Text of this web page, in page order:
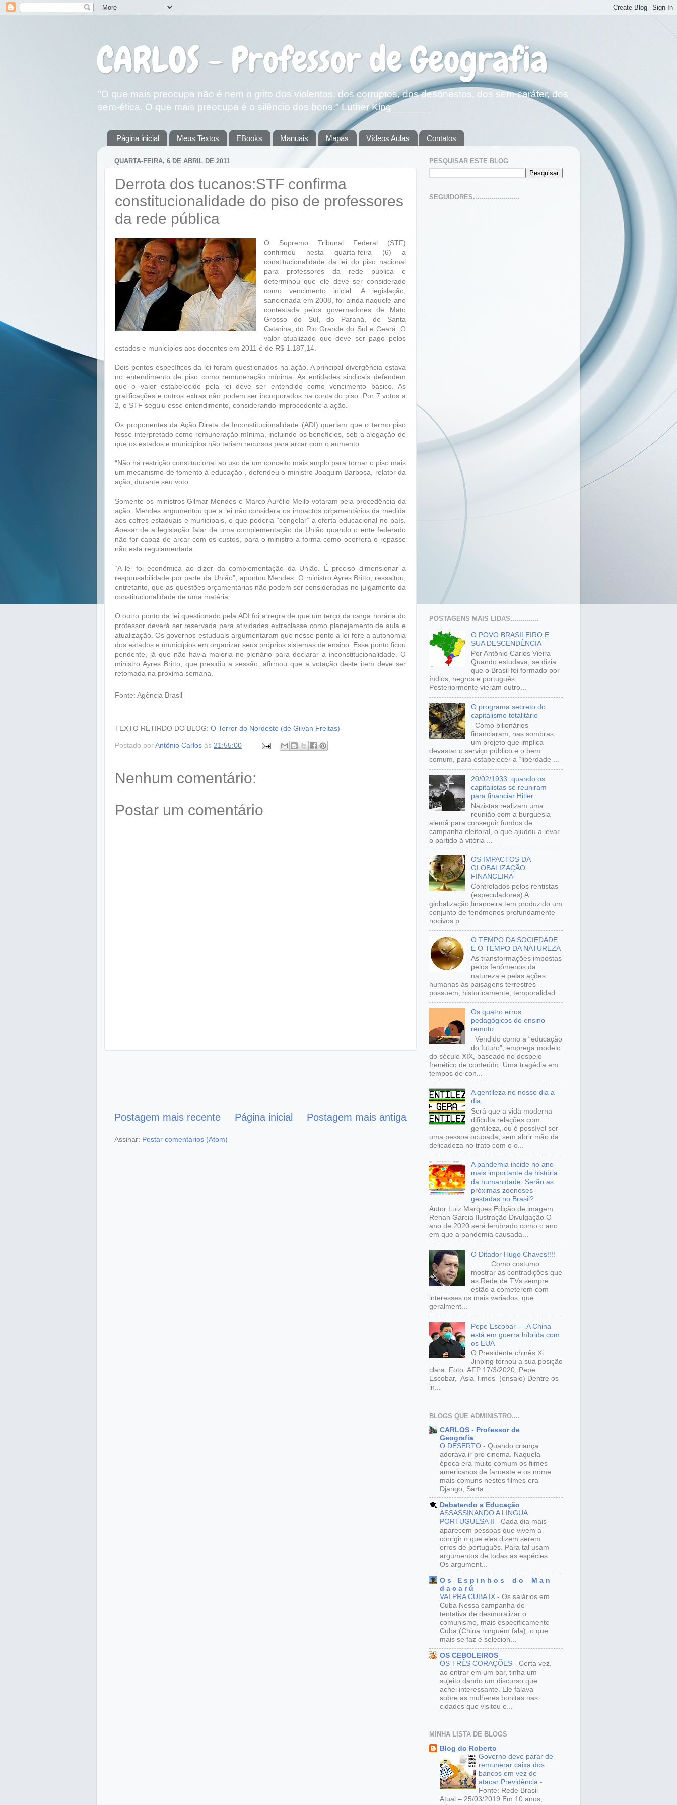
CARLOS - Professor de Geografia
"O que mais preocupa não é nem o grito dos violentos, dos corruptos, dos desonestos, dos sem-caráter, dos
sem-ética. O que mais preocupa é o silêncio dos bons." Luther King_______
Página inicial Meus Textos EBooks Manuais Mapas Vídeos Aulas Contatos
QUARTA-FEIRA, 6 DE ABRIL DE 2011
Derrota dos tucanos:STF confirma
constitucionalidade do piso de professores
da rede pública
O Supremo Tribunal Federal (STF)
confirmou nesta quarta-feira (6) a
constitucionalidade da lei do piso nacional
para professores da rede pública e
determinou que ele deve ser considerado
como vencimento inicial. A legislação,
sancionada em 2008, foi ainda naquele ano
contestada pelos governadores de Mato
Grosso do Sul, do Paraná, de Santa
Catarina, do Rio Grande do Sul e Ceará. O
valor atualizado que deve ser pago pelos
estados e municípios aos docentes em 2011 é de R$ 1.187,14.
Dois pontos específicos da lei foram questionados na ação. A principal divergência estava
no entendimento de piso como remuneração mínima. As entidades sindicais defendem
que o valor estabelecido pela lei deve ser entendido como vencimento básico. As
gratificações e outros extras não podem ser incorporados na conta do piso. Por 7 votos a
2, o STF seguiu esse entendimento, considerando improcedente a ação.
Os proponentes da Ação Direta de Inconstitucionalidade (ADI) queriam que o termo piso
fosse interpretado como remuneração mínima, incluindo os benefícios, sob a alegação de
que os estados e municípios não teriam recursos para arcar com o aumento.
“Não há restrição constitucional ao uso de um conceito mais amplo para tornar o piso mais
um mecanismo de fomento à educação”, defendeu o ministro Joaquim Barbosa, relator da
ação, durante seu voto.
Somente os ministros Gilmar Mendes e Marco Aurélio Mello votaram pela procedência da
ação. Mendes argumentou que a lei não considera os impactos orçamentários da medida
aos cofres estaduais e municipais, o que poderia “congelar” a oferta educacional no país.
Apesar de a legislação falar de uma complementação da União quando o ente federado
não for capaz de arcar com os custos, para o ministro a forma como ocorrerá o repasse
não está regulamentada.
“A lei foi econômica ao dizer da complementação da União. É preciso dimensionar a
responsabilidade por parte da União”, apontou Mendes. O ministro Ayres Britto, ressaltou,
entretanto, que as questões orçamentárias não podem ser consideradas no julgamento da
constitucionalidade de uma matéria.
O outro ponto da lei questionado pela ADI foi a regra de que um terço da carga horária do
professor deverá ser reservada para atividades extraclasse como planejamento de aula e
atualização. Os governos estuduais argumentaram que nesse ponto a lei fere a autonomia
dos estados e municípios em organizar seus próprios sistemas de ensino. Esse ponto ficou
pendente, já que não havia maioria no plenário para declarar a inconstitucionalidade. O
ministro Ayres Britto, que presidiu a sessão, afirmou que a votação deste item deve ser
retomada na próxima semana.
Fonte: Agência Brasil
TEXTO RETIRDO DO BLOG: O Terror do Nordeste (de Gilvan Freitas)
Postado porAntônio Carlos às 21:55:00
Nenhum comentário:
Postar um comentário
Postagem mais recente Postagem mais antiga
Página inicial
Assinar: Postar comentários (Atom)
PESQUISAR ESTE BLOG
SEGUIDORES.......................
POSTAGENS MAIS LIDAS..............
O POVO BRASILEIRO E
SUA DESCENDÊNCIA
Por Antônio Carlos Vieira
Quando estudava, se dizia
que o Brasil foi formado por
índios, negros e português.
Posteriormente vieram outro...
O programa secreto do
capitalismo totalitário
Como bilionários
financiaram, nas sombras,
um projeto que implica
devastar o serviço público e o bem
comum, para estabelecer a “liberdade ...
20/02/1933: quando os
capitalistas se reuniram
para financiar Hitler
Nazistas realizam uma
reunião com a burguesia
alemã para conseguir fundos de
campanha eleitoral, o que ajudou a levar
o partido à vitória ...
OS IMPACTOS DA
GLOBALIZAÇÃO
FINANCEIRA
Controlados pelos rentistas
(especuladores) A
globalização financeira tem produzido um
conjunto de fenômenos profundamente
nocivos p...
O TEMPO DA SOCIEDADE
E O TEMPO DA NATUREZA
As transformações impostas
pelos fenômenos da
natureza e pelas ações
humanas às paisagens terrestres
possuem, historicamente, temporalidad...
Os quatro erros
pedagógicos do ensino
remoto
Vendido como a “educação
do futuro”, emprega modelo
do século XIX, baseado no despejo
frenético de conteúdo. Uma tragédia em
tempos de con...
A gentileza no nosso dia a
dia...
Será que a vida moderna
dificulta relações com
gentileza, ou é possível ser
uma pessoa ocupada, sem abrir mão da
delicadeza no trato com o o...
A pandemia incide no ano
mais importante da história
da humanidade. Serão as
próximas zoonoses
gestadas no Brasil?
Autor Luiz Marques Edição de imagem
Renan Garcia Ilustração Divulgação O
ano de 2020 será lembrado como o ano
em que a pandemia causada...
O Ditador Hugo Chaves!!!!
Como costumo
mostrar as contradições que
as Rede de TVs sempre
estão a cometerem com
interesses os mais variados, que
geralment...
Pepe Escobar — A China
está em guerra híbrida com
os EUA
O Presidente chinês Xi
Jinping tornou a sua posição
clara. Foto: AFP 17/3/2020, Pepe
Escobar, Asia Times (ensaio) Dentre os
in...
BLOGS QUE ADMINISTRO....
CARLOS - Professor de
Geografia
O DESERTO - Quando criança
adorava ir pro cinema. Naquela
época era muito comum os filmes
americanos de faroeste e os nome
mais comuns nestes filmes era
Django, Sarta...
Debatendo a Educação
ASSASSINANDO A LINGUA
PORTUGUESA II - Cada dia mais
aparecem pessoas que vivem a
corrigir o que eles dizem serem
erros de português. Para tal usam
argumentos de todas as espécies.
Os argument...
O s E s p i n h o s d o M a n
d a c a r ú
VAI PRA CUBA IX - Os salários em
Cuba Nessa campanha de
tentativa de desmoralizar o
comunismo, mais especificamente
Cuba (China ninguém fala), o que
mais se faz é selecion...
OS CEBOLEIROS
OS TRÊS CORAÇÕES - Certa vez,
ao entrar em um bar, tinha um
sujeito dando um discurso que
achei interessante. Ele falava
sobre as mulheres bonitas nas
cidades que visitou e...
MINHA LISTA DE BLOGS
Blog do Roberto
Governo deve parar de
remunerar caixa dos
bancos em vez de
atacar Previdência -
Fonte: Rede Brasil
Atual – 25/03/2019 Em 10 anos,